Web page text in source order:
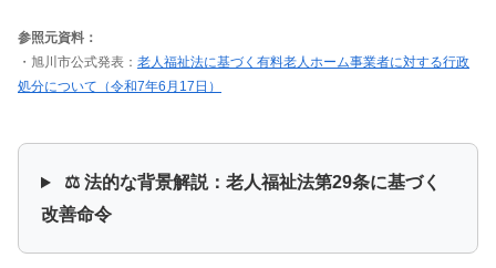
参照元資料：
・旭川市公式発表： 老人福祉法に基づく有料老人ホーム事業者に対する行政
処分について（令和7年6月17日）
⚖️ 法的な背景解説：老人福祉法第29条に基づく
改善命令